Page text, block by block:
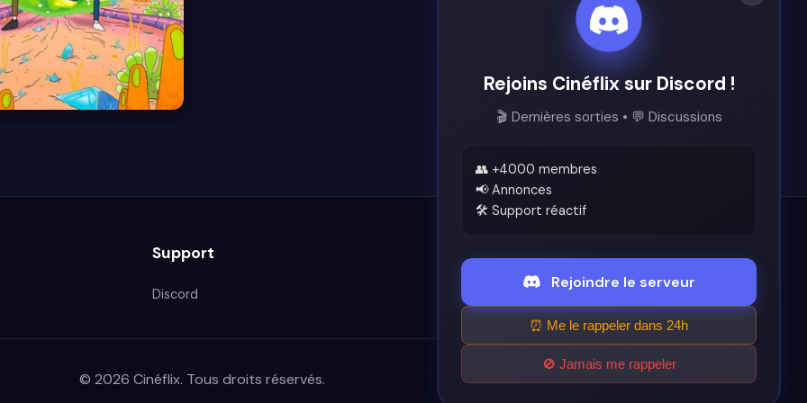
Support
Discord Conditions d'utilisation
© 2026 Cinéflix. Tous droits réservés.
Rejoins Cinéflix sur Discord !
🎬 Dernières sorties • 💬 Discussions
👥 +4000 membres
📢 Annonces
🛠️ Support réactif
Rejoindre le serveur
⏰ Me le rappeler dans 24h
🚫 Jamais me rappeler